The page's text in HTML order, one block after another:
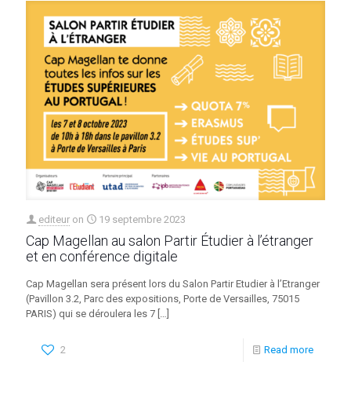
editeur on 19 septembre 2023
Cap Magellan au salon Partir Étudier à l’étranger
et en conférence digitale
Cap Magellan sera présent lors du Salon Partir Etudier à l’Etranger
(Pavillon 3.2, Parc des expositions, Porte de Versailles, 75015
PARIS) qui se déroulera les 7 […]
2 Read more